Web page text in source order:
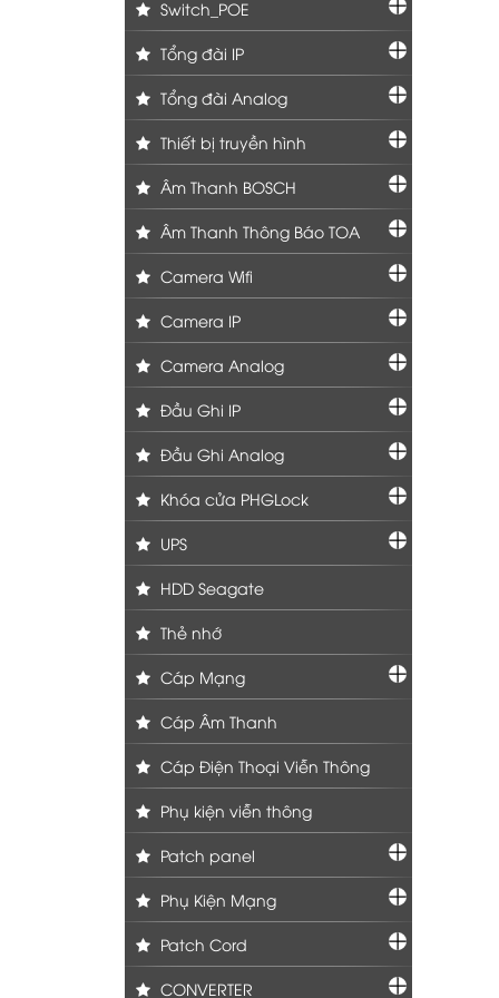
Switch_POE
Tổng đài IP
Tổng đài Analog
Thiết bị truyền hình
Âm Thanh BOSCH
Âm Thanh Thông Báo TOA
Camera Wifi
Camera IP
Camera Analog
Đầu Ghi IP
Đầu Ghi Analog
Khóa cửa PHGLock
UPS
HDD Seagate
Thẻ nhớ
Cáp Mạng
Cáp Âm Thanh
Cáp Điện Thoại Viễn Thông
Phụ kiện viễn thông
Patch panel
Phụ Kiện Mạng
Patch Cord
CONVERTER